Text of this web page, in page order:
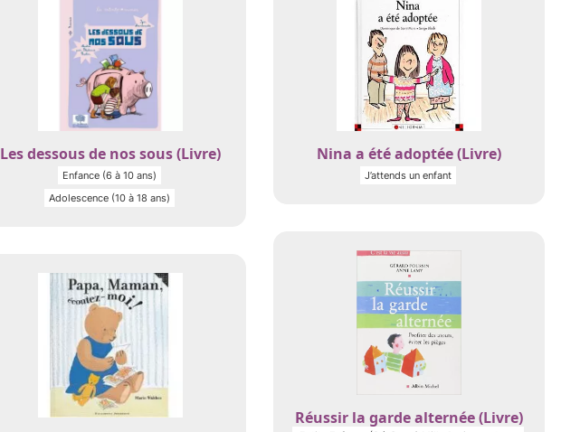
Les dessous de nos sous (Livre)
Enfance (6 à 10 ans)
Adolescence (10 à 18 ans)
Nina a été adoptée (Livre)
J’attends un enfant
Réussir la garde alternée (Livre)